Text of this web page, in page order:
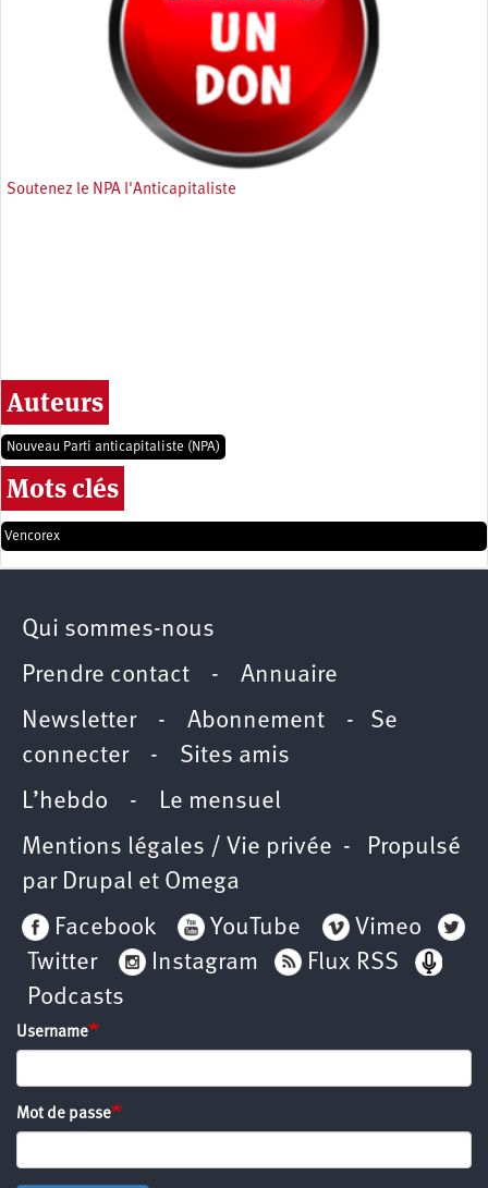
Soutenez le NPA l'Anticapitaliste
Auteurs
Nouveau Parti anticapitaliste (NPA)
Mots clés
Vencorex
Qui sommes-nous
Prendre contact - Annuaire
Newsletter - Abonnement - Se
connecter- Sites amis
L’hebdo - Le mensuel
Mentions légales / Vie privée - Propulsé
par Drupal et Omega
Facebook
YouTube
Vimeo
Twitter
Instagram
Flux RSS
Podcasts
Username
Mot de passe